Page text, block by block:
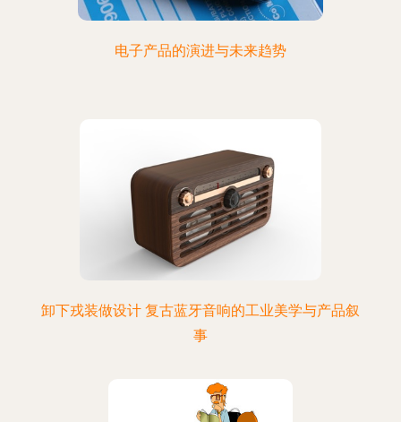
电子产品的演进与未来趋势
卸下戎装做设计 复古蓝牙音响的工业美学与产品叙
事